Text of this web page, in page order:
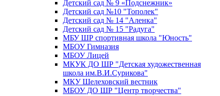
Детский сад № 9 «Подснежник»
Детский сад №10 "Тополек"
Детский сад № 14 "Аленка"
Детский сад № 15 "Радуга"
МБУ ШР спортивная школа "Юность"
МБОУ Гимназия
МБОУ Лицей
МКУК ДО ШР "Детская художественная
школа им.В.И.Сурикова"
МКУ Шелеховский вестник
МБОУ ДО ШР "Центр творчества"